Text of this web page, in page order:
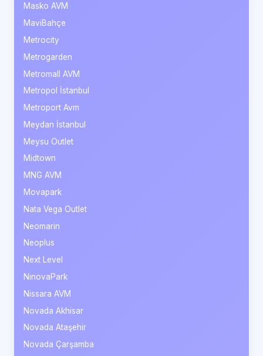
Masko AVM
MaviBahçe
Metrocity
Metrogarden
Metromall AVM
Metropol İstanbul
Metroport Avm
Meydan İstanbul
Meysu Outlet
Midtown
MNG AVM
Movapark
Nata Vega Outlet
Neomarin
Neoplus
Next Level
NinovaPark
Nissara AVM
Novada Akhisar
Novada Ataşehir
Novada Çarşamba